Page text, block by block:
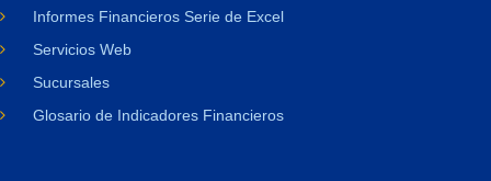
Informes Financieros Serie de Excel
Servicios Web
Sucursales
Glosario de Indicadores Financieros